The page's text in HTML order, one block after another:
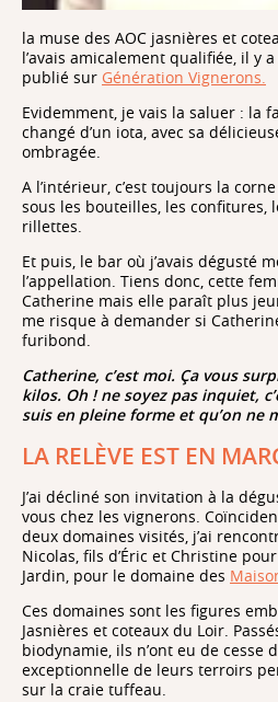
la muse des AOC jasnières et
l’avais amicalement qualifiée, il y
publié sur Génération Vignerons.
Evidemment, je vais la saluer : la
changé d’un iota, avec sa
ombragée.
A l’intérieur, c’est toujours la
sous les bouteilles, les confitures,
rillettes.
Et puis, le bar où j’avais dégusté
l’appellation. Tiens donc, cette
Catherine mais elle paraît plus
me risque à demander si
furibond.
Catherine, c’est moi. Ça vous
kilos. Oh ! ne soyez pas inquiet,
suis en pleine forme et qu’on ne
LA RELÈVE EST EN
J’ai décliné son invitation à la
vous chez les vignerons.
deux domaines visités, j’ai
Nicolas, fils d’Éric et Christine pour
Jardin, pour le domaine des
Ces domaines sont les figures
Jasnières et coteaux du Loir.
biodynamie, ils n’ont eu de cesse
exceptionnelle de leurs terroirs
sur la craie tuffeau.